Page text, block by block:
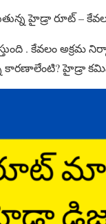
హైడ్రా రూట్ –
. కేవలం అక్రమ
కారణాలేంటి? హైడ్రా